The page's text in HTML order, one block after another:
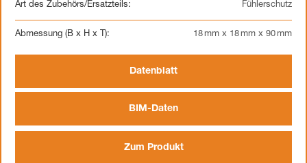
Art des Zubehörs/Ersatzteils: Fühlerschutz
Abmessung (B x H x T): 18 mm x 18 mm x 90 mm
Datenblatt
BIM-Daten
Zum Produkt